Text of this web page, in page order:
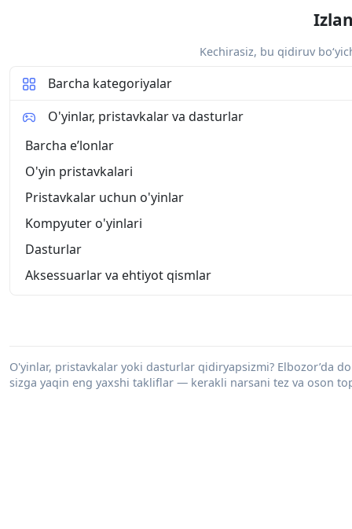
Kechirasiz, bu qidiruv
Barcha kategoriyalar
O'yinlar, pristavkalar va dasturlar
Barcha eʼlonlar
O'yin pristavkalari
Pristavkalar uchun o'yinlar
Kompyuter o'yinlari
Dasturlar
Aksessuarlar va ehtiyot qismlar
O'yinlar, pristavkalar yoki dasturlar qidiryapsizmi?
sizga yaqin eng yaxshi takliflar — kerakli narsani tez va oson